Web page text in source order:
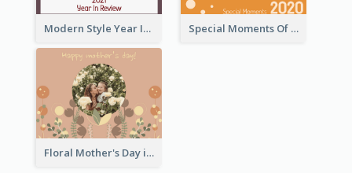
Modern Style Year In Review Photo Book Special Moments Of 2020 Photo Book
Floral Mother's Day in Review Photo Book